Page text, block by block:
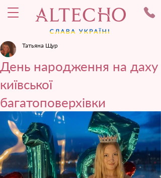
День народження на даху
київської
багатоповерхівки
Татьяна Щур